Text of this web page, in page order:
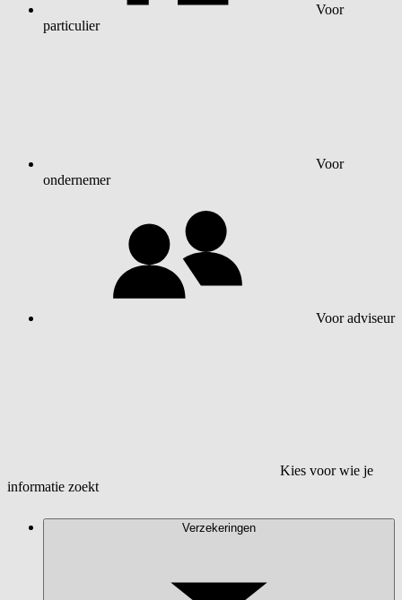
Voor
particulier
Voor
ondernemer
Voor adviseur
Kies voor wie je
informatie zoekt
Verzekeringen